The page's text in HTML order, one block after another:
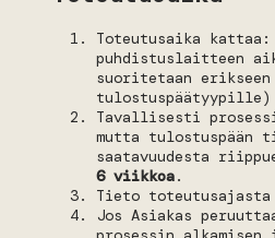
Toteutusaika
puhdistuslaitteen
suoritetaan
Tavallisesti
mutta tulostuspään
saatavuudesta
6 viikkoa.
Tieto toteutusajasta
Jos Asiakas